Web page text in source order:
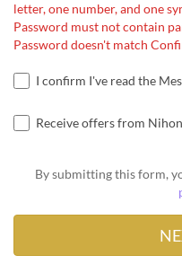
letter, one number, and one
Password must not contain
Password doesn't match
I confirm I've read the
Receive offers from
By submitting this form,